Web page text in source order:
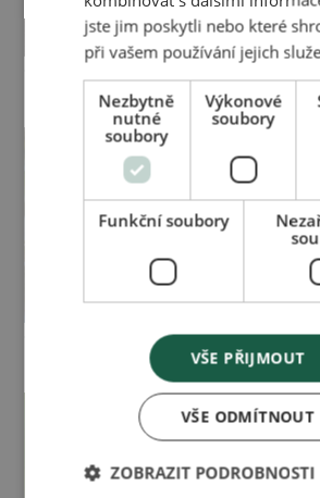
Časopis pro zdraví a
krásu 01/2021
krásu
Časopis pro zdraví a
krásu 03/2020
krásu
jste jim poskytli nebo které
při vašem používání jejich
Nezbytně
nutné
soubory
Výkonové
soubory
Funkční soubory
VŠE PŘIJMOUT
VŠE ODMÍTNOUT
ZOBRAZIT PODROBNOSTI